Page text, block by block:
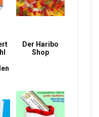
Der Haribo
Shop